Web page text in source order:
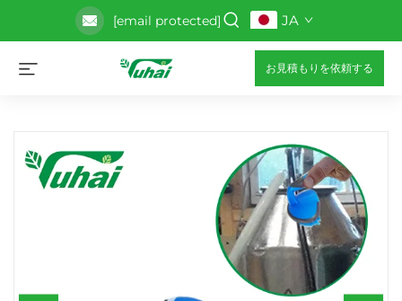
[email protected] JA
お見積もりを依頼する